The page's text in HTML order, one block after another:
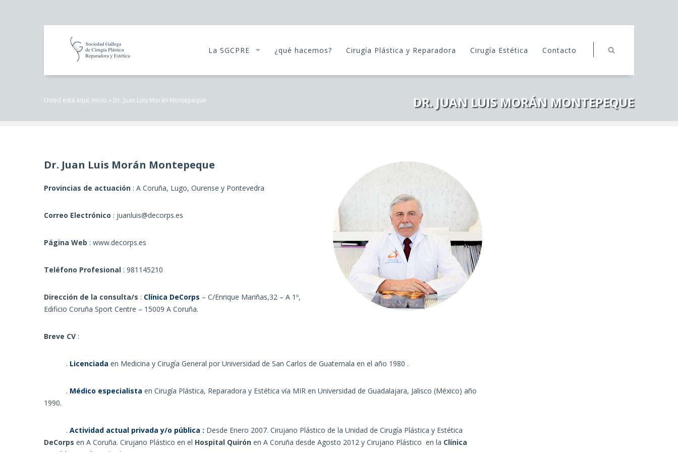
La SGCPRE ¿qué hacemos? Cirugía Plástica y Reparadora Cirugía Estética Contacto
Usted está aquí: Inicio » Dr. Juan Luis Morán Montepeque DR. JUAN LUIS MORÁN MONTEPEQUE
Dr. Juan Luis Morán Montepeque
Provincias de actuación : A Coruña, Lugo, Ourense y Pontevedra
Correo Electrónico : juanluis@decorps.es
Página Web : www.decorps.es
Teléfono Profesional : 981145210
Dirección de la consulta/s : Clínica DeCorps – C/Enrique Mariñas,32 – A 1º,
Edificio Coruña Sport Centre – 15009 A Coruña.
Breve CV :
. Licenciada en Medicina y Cirugía General por Universidad de San Carlos de Guatemala en el año 1980 .
. Médico especialista en Cirugía Plástica, Reparadora y Estética vía MIR en Universidad de Guadalajara, Jalisco (México) año
1990.
. Actividad actual privada y/o pública : Desde Enero 2007. Cirujano Plástico de la Unidad de Cirugía Plástica y Estética
DeCorps en A Coruña. Cirujano Plástico en el Hospital Quirón en A Coruña desde Agosto 2012 y Cirujano Plástico en la Clínica